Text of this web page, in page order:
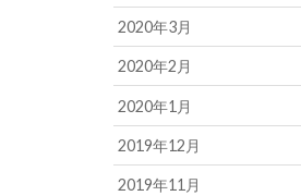
2020年3月
2020年2月
2020年1月
2019年12月
2019年11月